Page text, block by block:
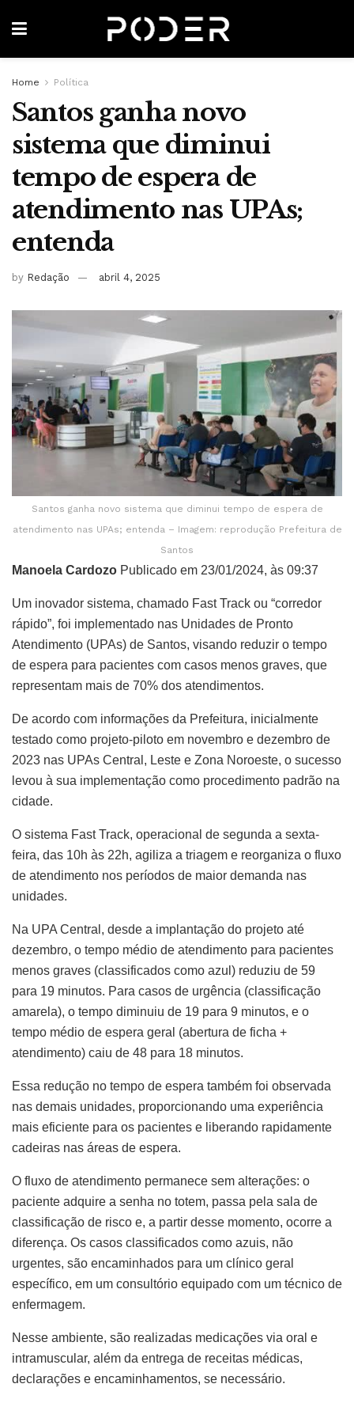
Home Política
Santos ganha novo
sistema que diminui
tempo de espera de
atendimento nas UPAs;
entenda
by Redação abril 4, 2025
Santos ganha novo sistema que diminui tempo de espera de
atendimento nas UPAs; entenda – Imagem: reprodução Prefeitura de
Santos
Manoela Cardozo Publicado em 23/01/2024, às 09:37
Um inovador sistema, chamado Fast Track ou “corredor
rápido”, foi implementado nas Unidades de Pronto
Atendimento (UPAs) de Santos, visando reduzir o tempo
de espera para pacientes com casos menos graves, que
representam mais de 70% dos atendimentos.
De acordo com informações da Prefeitura, inicialmente
testado como projeto-piloto em novembro e dezembro de
2023 nas UPAs Central, Leste e Zona Noroeste, o sucesso
levou à sua implementação como procedimento padrão na
cidade.
O sistema Fast Track, operacional de segunda a sexta-
feira, das 10h às 22h, agiliza a triagem e reorganiza o fluxo
de atendimento nos períodos de maior demanda nas
unidades.
Na UPA Central, desde a implantação do projeto até
dezembro, o tempo médio de atendimento para pacientes
menos graves (classificados como azul) reduziu de 59
para 19 minutos. Para casos de urgência (classificação
amarela), o tempo diminuiu de 19 para 9 minutos, e o
tempo médio de espera geral (abertura de ficha +
atendimento) caiu de 48 para 18 minutos.
Essa redução no tempo de espera também foi observada
nas demais unidades, proporcionando uma experiência
mais eficiente para os pacientes e liberando rapidamente
cadeiras nas áreas de espera.
O fluxo de atendimento permanece sem alterações: o
paciente adquire a senha no totem, passa pela sala de
classificação de risco e, a partir desse momento, ocorre a
diferença. Os casos classificados como azuis, não
urgentes, são encaminhados para um clínico geral
específico, em um consultório equipado com um técnico de
enfermagem.
Nesse ambiente, são realizadas medicações via oral e
intramuscular, além da entrega de receitas médicas,
declarações e encaminhamentos, se necessário.